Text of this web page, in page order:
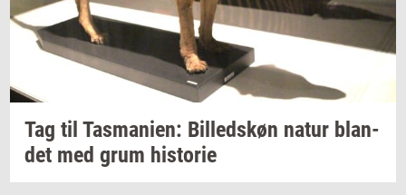
Tag til Tas­ma­ni­en: Bil­leds­køn natur blan­
det med grum hi­sto­rie